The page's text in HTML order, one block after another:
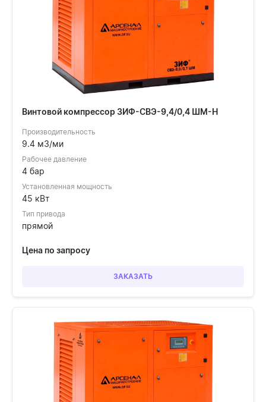
Винтовой компрессор ЗИФ-СВЭ-9,4/0,4 ШМ-Н
Производительность
9.4 м3/ми
Рабочее давление
4 бар
Установленная мощность
45 кВт
Тип привода
прямой
Цена по запросу
ЗАКАЗАТЬ